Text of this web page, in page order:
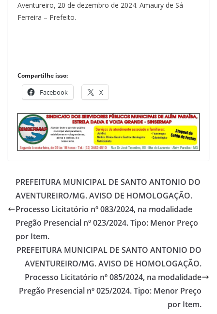
Aventureiro, 20 de dezembro de 2024. Amaury de Sá
Ferreira – Prefeito.
Compartilhe isso:
Facebook X
PREFEITURA MUNICIPAL DE SANTO ANTONIO DO
AVENTUREIRO/MG. AVISO DE HOMOLOGAÇÃO.
Processo Licitatório nº 083/2024, na modalidade
Pregão Presencial nº 023/2024. Tipo: Menor Preço
por Item.
PREFEITURA MUNICIPAL DE SANTO ANTONIO DO
AVENTUREIRO/MG. AVISO DE HOMOLOGAÇÃO.
Processo Licitatório nº 085/2024, na modalidade
Pregão Presencial nº 025/2024. Tipo: Menor Preço
por Item.